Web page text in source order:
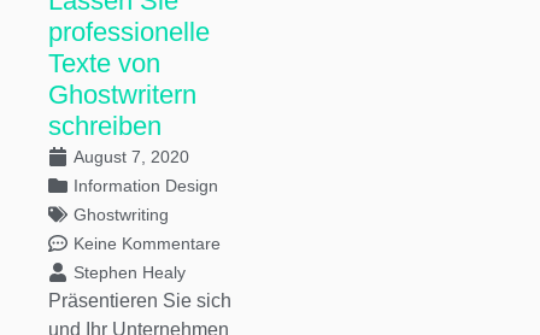
professionelle
Texte von
Ghostwritern
schreiben
August 7, 2020
Information Design
Ghostwriting
Keine Kommentare
Stephen Healy
Präsentieren Sie sich
und Ihr Unternehmen